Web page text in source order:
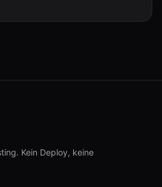
Kein Deploy, keine